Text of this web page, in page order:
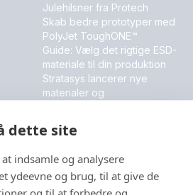
dette site
indsamle og analysere
ydeevne og brug, til at give de
Julehilsner fra Protech
Skab bedre prototyper med
PolyJet ToughONE™
Guide: Vælg det rigtige ESD-
materiale til din produktion
Stratasys lancerer nye
materialer og